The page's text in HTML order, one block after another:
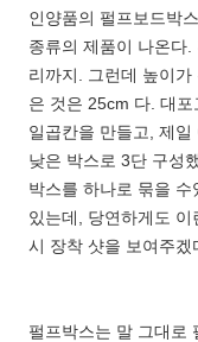
인양품의 펄프보드박
종류의 제품이 나온다
리까지. 그런데 높이
은 것은 25cm 다. 대
일곱칸을 만들고, 제
낮은 박스로 3단 구성
박스를 하나로 묶을
있는데, 당연하게도
시 장착 샷을 보여주겠
펄프박스는 말 그대로